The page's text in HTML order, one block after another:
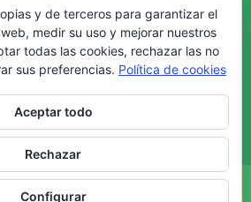
por Diseño Web Granada.
y de terceros para garantizar el
medir su uso y mejorar nuestros
todas las cookies, rechazar las no
sus preferencias. Política de cookies
Aceptar todo
Rechazar
Configurar